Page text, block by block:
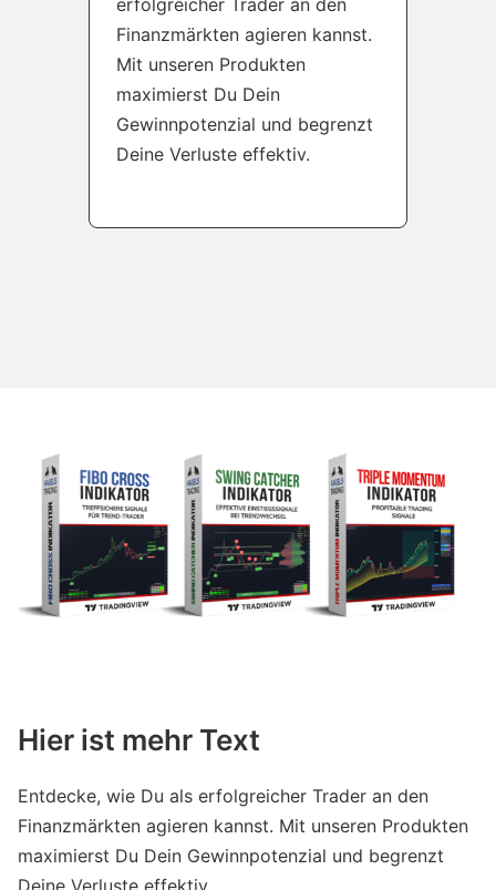
erfolgreicher Trader an den
Finanzmärkten agieren kannst.
Mit unseren Produkten
maximierst Du Dein
Gewinnpotenzial und begrenzt
Deine Verluste effektiv.
Hier ist mehr Text
Entdecke, wie Du als erfolgreicher Trader an den
Finanzmärkten agieren kannst. Mit unseren Produkten
maximierst Du Dein Gewinnpotenzial und begrenzt